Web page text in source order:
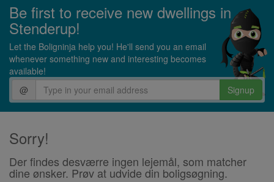
Be first to receive new dwellings in
Stenderup!
Let the Boligninja help you! He'll send you an email
whenever something new and interesting becomes
available!
@
Signup
Sorry!
Der findes desværre ingen lejemål, som matcher
dine ønsker. Prøv at udvide din boligsøgning.